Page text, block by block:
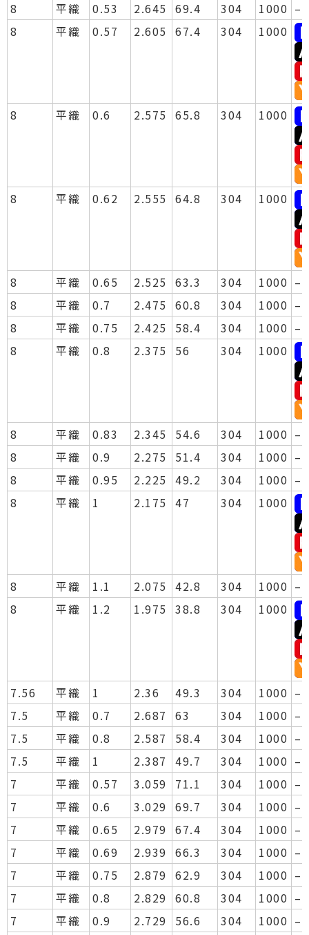
8
平織 0.53 2.645 69.4 304 1000 –
8
平織 0.57 2.605 67.4 304 1000
8 平織 0.6 2.575 65.8 304 1000
8 平織 0.62 2.555 64.8 304 1000
8 平織 0.65 2.525 63.3 304 1000 –
8
平織 0.7 2.475 60.8 304 1000 –
8
平織 0.75 2.425 58.4 304 1000 –
8
平織 0.8 2.375 56 304 1000
8 平織 0.83 2.345 54.6 304 1000 –
8
平織 0.9 2.275 51.4 304 1000 –
8
平織 0.95 2.225 49.2 304 1000 –
8
平織 1 2.175 47 304 1000
8 平織 1.1 2.075 42.8 304 1000 –
8
平織 1.2 1.975 38.8 304 1000
7.56 平織 1 2.36 49.3 304 1000 –
7.5
平織 0.7 2.687 63 304 1000 –
7.5
平織 0.8 2.587 58.4 304 1000 –
7.5
平織 1 2.387 49.7 304 1000 –
7
平織 0.57 3.059 71.1 304 1000 –
7
平織 0.6 3.029 69.7 304 1000 –
7
平織 0.65 2.979 67.4 304 1000 –
7
平織 0.69 2.939 66.3 304 1000 –
7
平織 0.75 2.879 62.9 304 1000 –
7
平織 0.8 2.829 60.8 304 1000 –
7
平織 0.9 2.729 56.6 304 1000 –